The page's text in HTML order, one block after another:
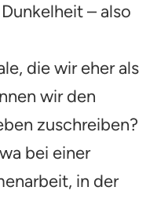
– also
die wir eher als
wir den
zuschreiben?
bei einer
in der